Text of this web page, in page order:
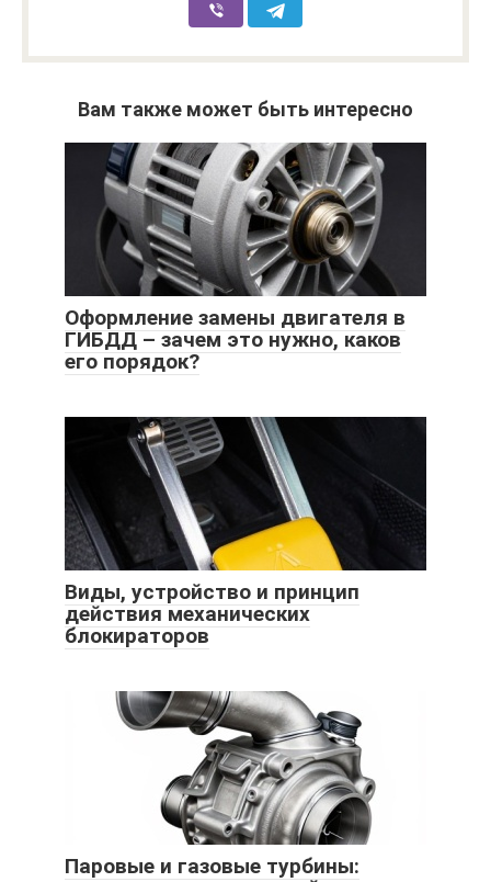
Вам также может быть интересно
Оформление замены двигателя в
ГИБДД – зачем это нужно, каков
его порядок?
Виды, устройство и принцип
действия механических
блокираторов
Паровые и газовые турбины: